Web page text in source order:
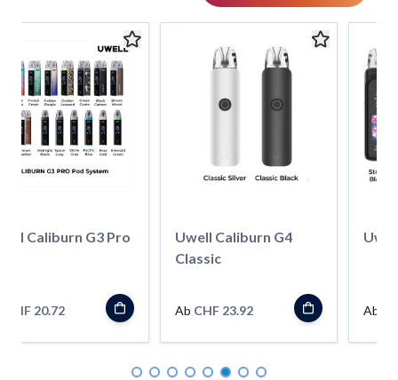
Caliburn G3 Pro
CHF 20.72
Uwell Caliburn G4
Classic
Ab CHF 23.92 Ab